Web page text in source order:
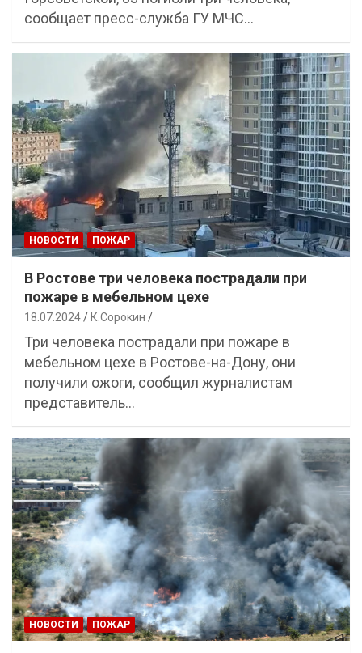
сообщает пресс-служба ГУ МЧС…
НОВОСТИ ПОЖАР
В Ростове три человека пострадали при
пожаре в мебельном цехе
18.07.2024 К.Сорокин
Три человека пострадали при пожаре в
мебельном цехе в Ростове-на-Дону, они
получили ожоги, сообщил журналистам
представитель…
НОВОСТИ ПОЖАР